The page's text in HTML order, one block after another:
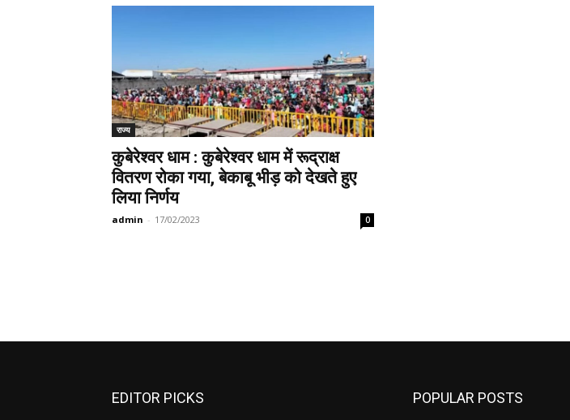
राज्य
कुबेरेश्वर धाम : कुबेरेश्वर धाम में रूद्राक्ष
वितरण रोका गया, बेकाबू भीड़ को देखते हुए
लिया निर्णय
admin - 17/02/2023 0
EDITOR PICKS POPULAR POSTS